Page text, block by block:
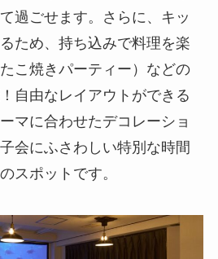
過ごせます。さらに、キッ
ため、持ち込みで料理を楽
こ焼きパーティー）などの
自由なレイアウトができる
マに合わせたデコレーショ
会にふさわしい特別な時間
スポットです。